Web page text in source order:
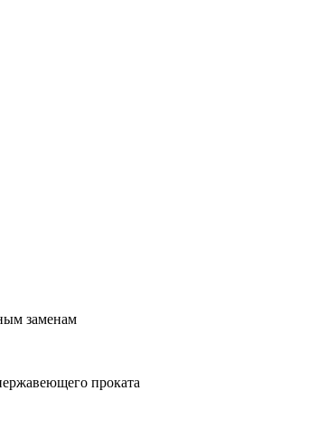
заменам
проката